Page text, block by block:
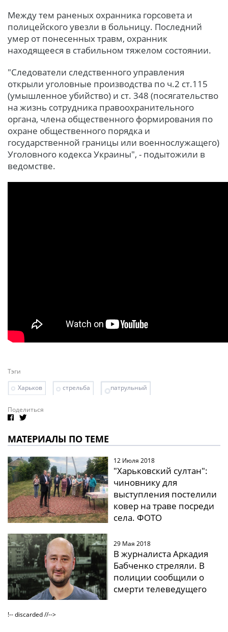
Между тем раненых охранника горсовета и
полицейского увезли в больницу. Последний
умер от понесенных травм, охранник
находящееся в стабильном тяжелом состоянии.
"Следователи следственного управления
открыли уголовные производства по ч.2 ст.115
(умышленное убийство) и ст. 348 (посягательство
на жизнь сотрудника правоохранительного
органа, члена общественного формирования по
охране общественного порядка и
государственной границы или военнослужащего)
Уголовного кодекса Украины", - подытожили в
ведомстве.
Тэги
Харьков
стрельба патрульный
Поделиться
МАТЕРИАЛЫ ПО ТЕМЕ
12 Июля 2018
"Харьковский султан":
чиновнику для
выступления постелили
ковер на траве посреди
села. ФОТО
29 Мая 2018
В журналиста Аркадия
Бабченко стреляли. В
полиции сообщили о
смерти телеведущего
!-- discarded //-->